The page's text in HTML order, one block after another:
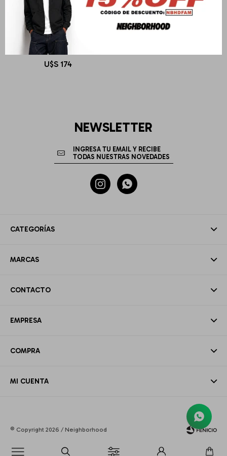

TWO JEYS
TJ 59FIFTY DOWNFLAP
U$S 174
CATEGORÍAS
MARCAS
CONTACTO
EMPRESA
COMPRA
MI CUENTA
NEWSLETTER
 
© Copyright 2026 / Neighborhood